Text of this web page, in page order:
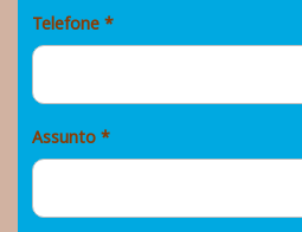
Telefone *
Assunto *